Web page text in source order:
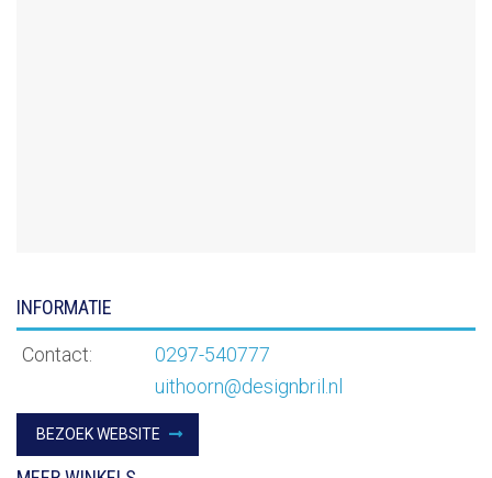
INFORMATIE
Contact:
0297-540777
uithoorn@designbril.nl
BEZOEK WEBSITE